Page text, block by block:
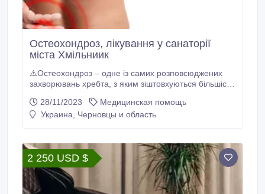
Остеохондроз, лікування у санаторії
міста Хмільниик
⚠️Остеохондроз – одне із самих розповсюджених
захворювань хребта, з яким зіштовхуються більшість
але і приводить до скутості у русі. Остеохондроз
-вважається дегенеративною атрофічною
28/11/2023
Медицинская помощь
Украина, Черновцы и область
2 250 USD $